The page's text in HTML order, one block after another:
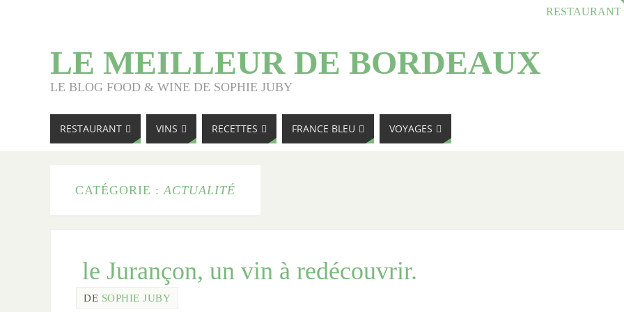
RESTAURANT
LE MEILLEUR DE BORDEAUX
LE BLOG FOOD & WINE DE SOPHIE JUBY
RESTAURANT VINS RECETTES FRANCE BLEU VOYAGES
CATÉGORIE :ACTUALITÉ
le Jurançon, un vin à redécouvrir.
DE SOPHIE JUBY